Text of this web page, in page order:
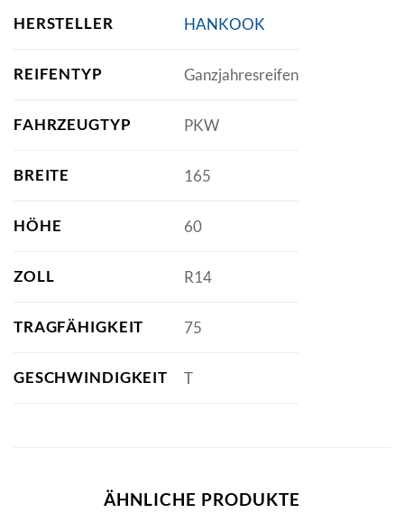
HERSTELLER HANKOOK
REIFENTYP Ganzjahresreifen
FAHRZEUGTYP PKW
BREITE 165
HÖHE 60
ZOLL R14
TRAGFÄHIGKEIT 75
GESCHWINDIGKEIT T
ÄHNLICHE PRODUKTE